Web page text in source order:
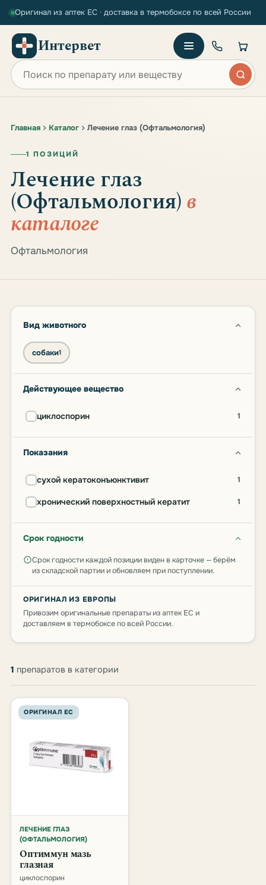
Оригинал из аптек ЕС · доставка в термобоксе по всей России
Интервет
Поиск по сайту
Главная Каталог Лечение глаз (Офтальмология)
1 ПОЗИЦИЙ
Лечение глаз
(Офтальмология)в
каталоге
Офтальмология
Вид животного
собаки1
Действующее вещество
циклоспорин 1
Показания
сухой кератоконъюнктивит 1
хронический поверхностный кератит 1
Срок годности
Срок годности каждой позиции виден в карточке — берём
из складской партии и обновляем при поступлении.
ОРИГИНАЛ ИЗ ЕВРОПЫ
Привозим оригинальные препараты из аптек ЕС и
доставляем в термобоксе по всей России.
Товары категории Лечение глаз
1 препаратов в категории
ОРИГИНАЛ ЕС
ЛЕЧЕНИЕ ГЛАЗ
(ОФТАЛЬМОЛОГИЯ)
Оптиммун мазь
глазная
циклоспорин